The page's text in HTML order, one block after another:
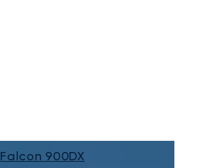
Falcon 900DX